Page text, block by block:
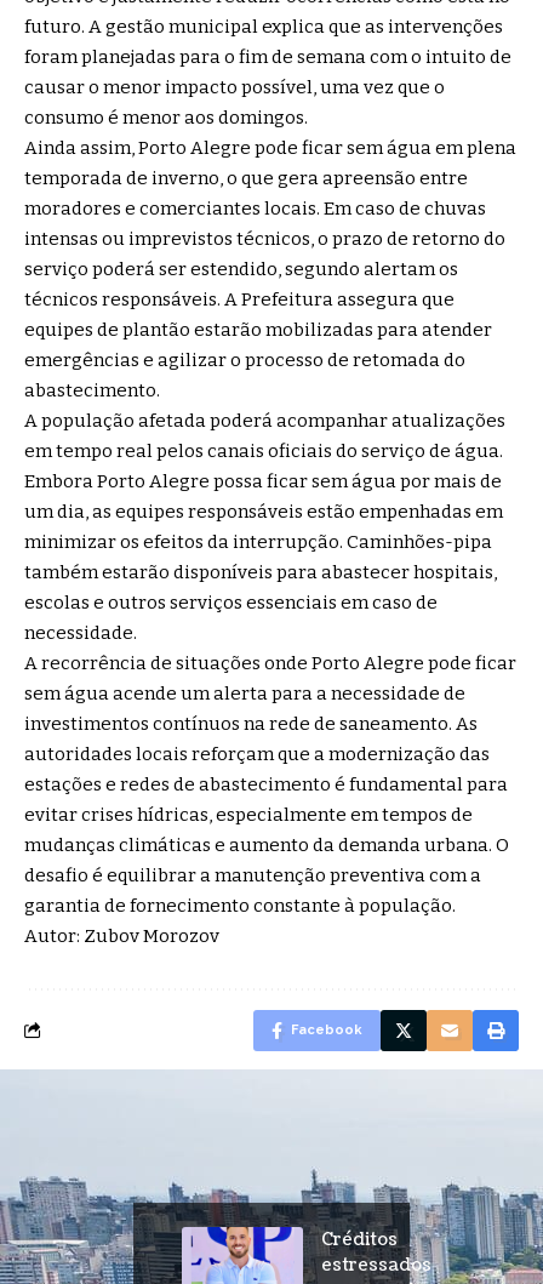
futuro. A gestão municipal explica que as intervenções
foram planejadas para o fim de semana com o intuito de
causar o menor impacto possível, uma vez que o
consumo é menor aos domingos.
Ainda assim, Porto Alegre pode ficar sem água em plena
temporada de inverno, o que gera apreensão entre
moradores e comerciantes locais. Em caso de chuvas
intensas ou imprevistos técnicos, o prazo de retorno do
serviço poderá ser estendido, segundo alertam os
técnicos responsáveis. A Prefeitura assegura que
equipes de plantão estarão mobilizadas para atender
emergências e agilizar o processo de retomada do
abastecimento.
A população afetada poderá acompanhar atualizações
em tempo real pelos canais oficiais do serviço de água.
Embora Porto Alegre possa ficar sem água por mais de
um dia, as equipes responsáveis estão empenhadas em
minimizar os efeitos da interrupção. Caminhões-pipa
também estarão disponíveis para abastecer hospitais,
escolas e outros serviços essenciais em caso de
necessidade.
A recorrência de situações onde Porto Alegre pode ficar
sem água acende um alerta para a necessidade de
investimentos contínuos na rede de saneamento. As
autoridades locais reforçam que a modernização das
estações e redes de abastecimento é fundamental para
evitar crises hídricas, especialmente em tempos de
mudanças climáticas e aumento da demanda urbana. O
desafio é equilibrar a manutenção preventiva com a
garantia de fornecimento constante à população.
Autor: Zubov Morozov
Facebook
Créditos
estressados